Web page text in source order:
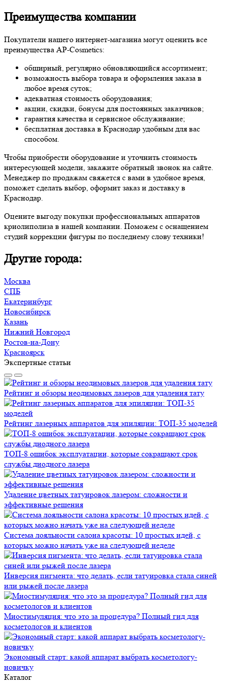
Преимущества компании
Покупатели нашего интернет-магазина могут оценить все
преимущества AP-Cosmetics:
обширный, регулярно обновляющийся ассортимент;
возможность выбора товара и оформления заказа в
любое время суток;
адекватная стоимость оборудования;
акции, скидки, бонусы для постоянных заказчиков;
гарантия качества и сервисное обслуживание;
бесплатная доставка в Краснодар удобным для вас
способом.
Чтобы приобрести оборудование и уточнить стоимость
интересующей модели, закажите обратный звонок на сайте.
Менеджер по продажам свяжется с вами в удобное время,
поможет сделать выбор, оформит заказ и доставку в
Краснодар.
Оцените выгоду покупки профессиональных аппаратов
криолиполиза в нашей компании. Поможем с оснащением
студий коррекции фигуры по последнему слову техники!
Другие города:
Москва
СПБ
Екатеринбург
Новосибирск
Казань
Нижний Новгород
Ростов-на-Дону
Красноярск
Экспертные статьи
Рейтинг и обзоры неодимовых лазеров для удаления тату
Рейтинг лазерных аппаратов для эпиляции: ТОП-35 моделей
ТОП-8 ошибок эксплуатации, которые сокращают срок
службы диодного лазера
Удаление цветных татуировок лазером: сложности и
эффективные решения
Система лояльности салона красоты: 10 простых идей, с
которых можно начать уже на следующей неделе
Инверсия пигмента: что делать, если татуировка стала синей
или рыжей после лазера
Миостимуляция: что это за процедура? Полный гид для
косметологов и клиентов
Экономный старт: какой аппарат выбрать косметологу-
новичку
Каталог